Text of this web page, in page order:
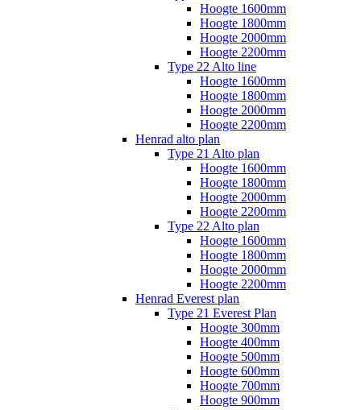
Hoogte 1600mm
Hoogte 1800mm
Hoogte 2000mm
Hoogte 2200mm
Type 22 Alto line
Hoogte 1600mm
Hoogte 1800mm
Hoogte 2000mm
Hoogte 2200mm
Henrad alto plan
Type 21 Alto plan
Hoogte 1600mm
Hoogte 1800mm
Hoogte 2000mm
Hoogte 2200mm
Type 22 Alto plan
Hoogte 1600mm
Hoogte 1800mm
Hoogte 2000mm
Hoogte 2200mm
Henrad Everest plan
Type 21 Everest Plan
Hoogte 300mm
Hoogte 400mm
Hoogte 500mm
Hoogte 600mm
Hoogte 700mm
Hoogte 900mm